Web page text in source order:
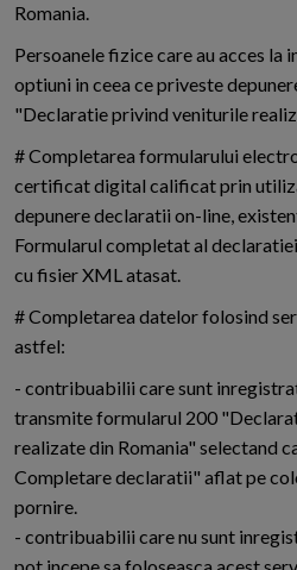
Romania.
Persoanele fizice care au acces la
optiuni in ceea ce priveste
"Declaratie privind veniturile
# Completarea formularului
certificat digital calificat prin
depunere declaratii on-line,
Formularul completat al
cu fisier XML atasat.
# Completarea datelor folosind
astfel:
- contribuabilii care sunt
transmite formularul 200
realizate din Romania" selectand
Completare declaratii" aflat pe
pornire.
- contribuabilii care nu sunt